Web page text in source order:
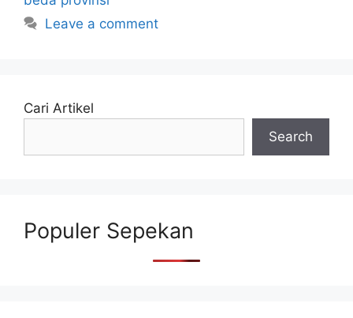
Leave a comment
Cari Artikel
Search
Populer Sepekan